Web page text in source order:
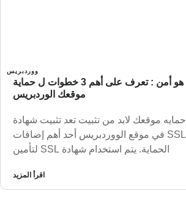
ووردبريس
وردبريس هل هو أمن : تعرف على أهم 3 خطوات ل حماية
موقعك الوردبريس
: SSL Certificate حمايه موقعك لابد من تثبيت تعد تثبيت شهادة
SSL Certificate في موقع الووردبريس أحد أهم إضافات
الحماية. يتم استخدام شهادة SSL لتأمين
اقرأ المزيد